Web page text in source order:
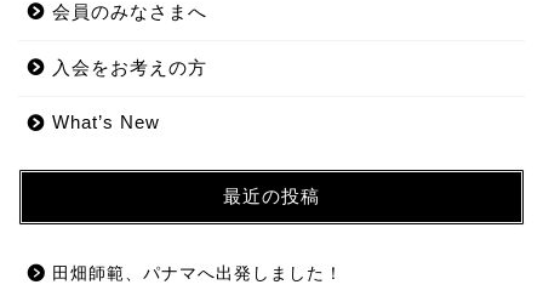
会員のみなさまへ
入会をお考えの方
What’s New
最近の投稿
田畑師範、パナマへ出発しました！